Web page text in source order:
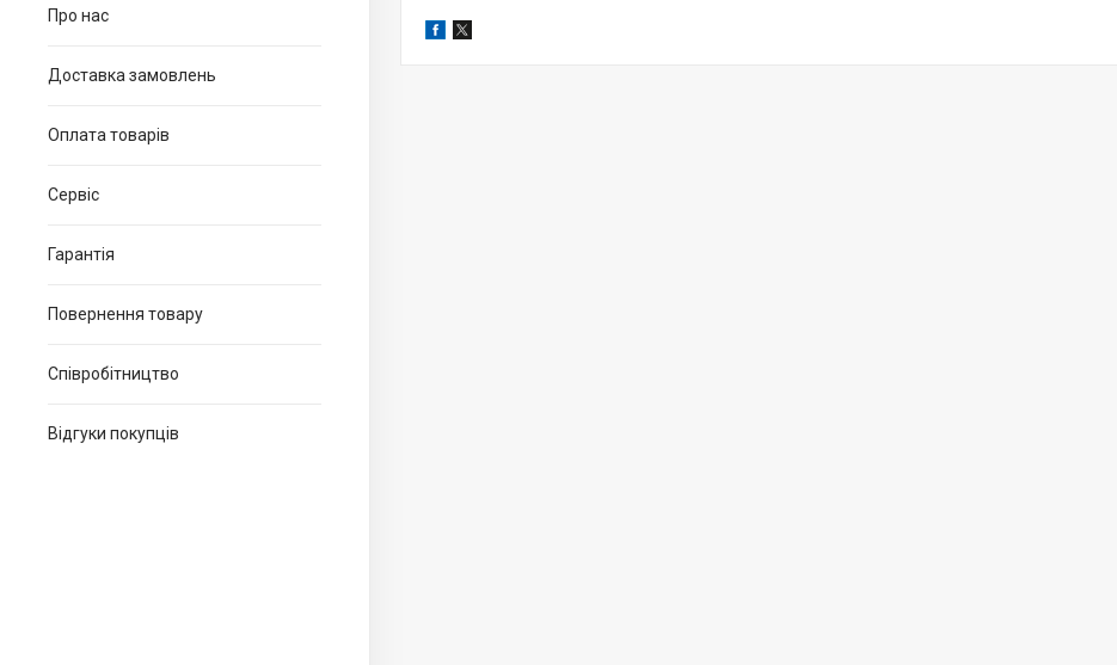
Про нас
Доставка замовлень
Оплата товарів
Сервіс
Гарантія
Повернення товару
Співробітництво
Відгуки покупців